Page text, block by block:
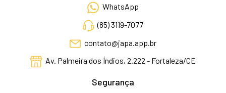
WhatsApp
(85) 3119-7077
contato@japa.app.br
Av. Palmeira dos Índios, 2.222 - Fortaleza/CE
Segurança